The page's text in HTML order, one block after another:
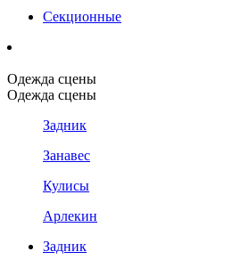
Секционные
Одежда сцены
Одежда сцены
Задник
Занавес
Кулисы
Арлекин
Задник